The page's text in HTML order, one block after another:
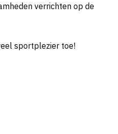
verrichten op de
sportplezier toe!